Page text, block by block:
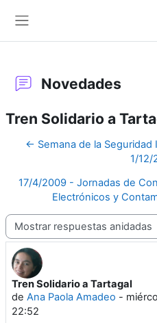
Novedades
Tren Solidario a
← Semana de la
1/12/
17/4/2009 - Jornadas de
Electrónicos y
Mostrar modo
Tren Solidario a Tartagal
de Ana Paola Amadeo -
22:52
Número de respuestas: 0